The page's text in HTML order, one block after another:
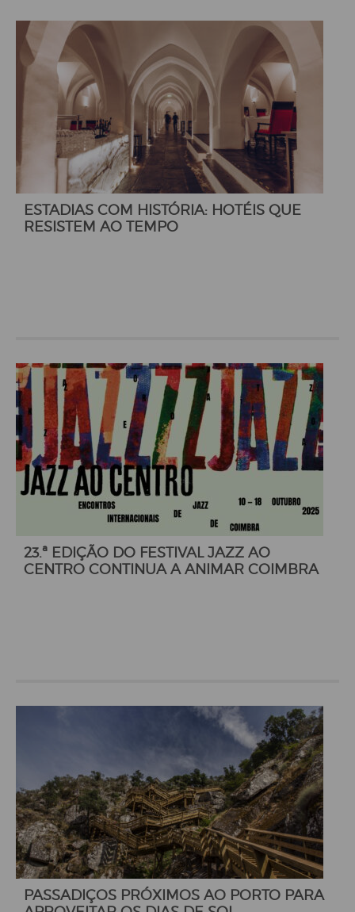
ESTADIAS COM HISTÓRIA: HOTÉIS QUE
RESISTEM AO TEMPO
23.ª EDIÇÃO DO FESTIVAL JAZZ AO
CENTRO CONTINUA A ANIMAR COIMBRA
PASSADIÇOS PRÓXIMOS AO PORTO PARA